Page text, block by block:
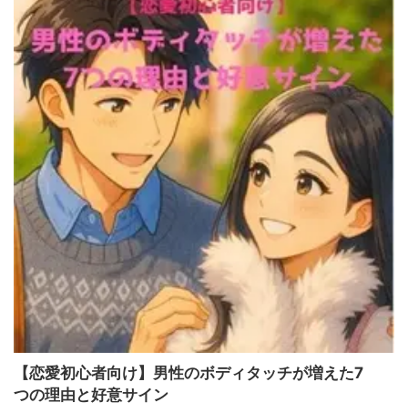
【恋愛初心者向け】男性のボディタッチが増えた7
つの理由と好意サイン